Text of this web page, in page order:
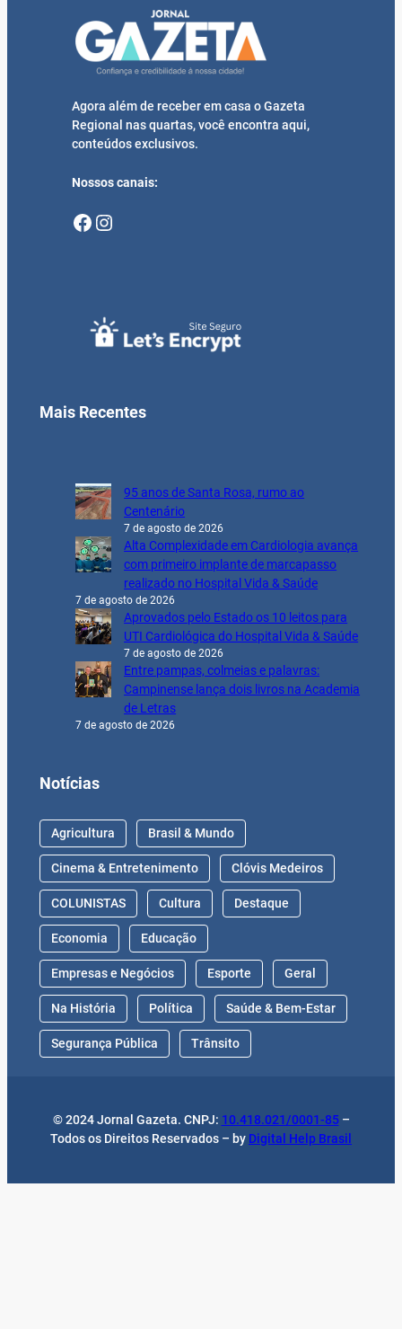
Agora além de receber em casa o Gazeta
Regional nas quartas, você encontra aqui,
conteúdos exclusivos.
Nossos canais:
Facebook Instagram
Mais Recentes
95 anos de Santa Rosa, rumo ao
Centenário
7 de agosto de 2026
Alta Complexidade em Cardiologia avança
com primeiro implante de marcapasso
realizado no Hospital Vida & Saúde
7 de agosto de 2026
Aprovados pelo Estado os 10 leitos para
UTI Cardiológica do Hospital Vida & Saúde
7 de agosto de 2026
Entre pampas, colmeias e palavras:
Campinense lança dois livros na Academia
de Letras
7 de agosto de 2026
Notícias
Agricultura Brasil & Mundo
Cinema & Entretenimento Clóvis Medeiros
COLUNISTAS Cultura Destaque
Economia Educação
Empresas e Negócios Esporte Geral
Na História Política Saúde & Bem-Estar
Segurança Pública Trânsito
© 2024 Jornal Gazeta. CNPJ: 10.418.021/0001-85–
Todos os Direitos Reservados – by Digital Help Brasil